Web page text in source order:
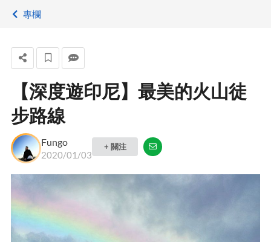
專欄
【深度遊印尼】最美的火山徒
步路線
Fungo
2020/01/03
+ 關注